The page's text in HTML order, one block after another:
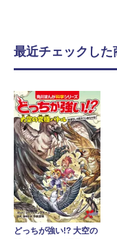
最近チェックした
どっちが強い!? 大空の